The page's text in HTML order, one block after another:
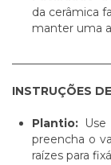
da cerâmica
manter uma
INSTRUÇÕES
Plantio:
preencha o
raízes para